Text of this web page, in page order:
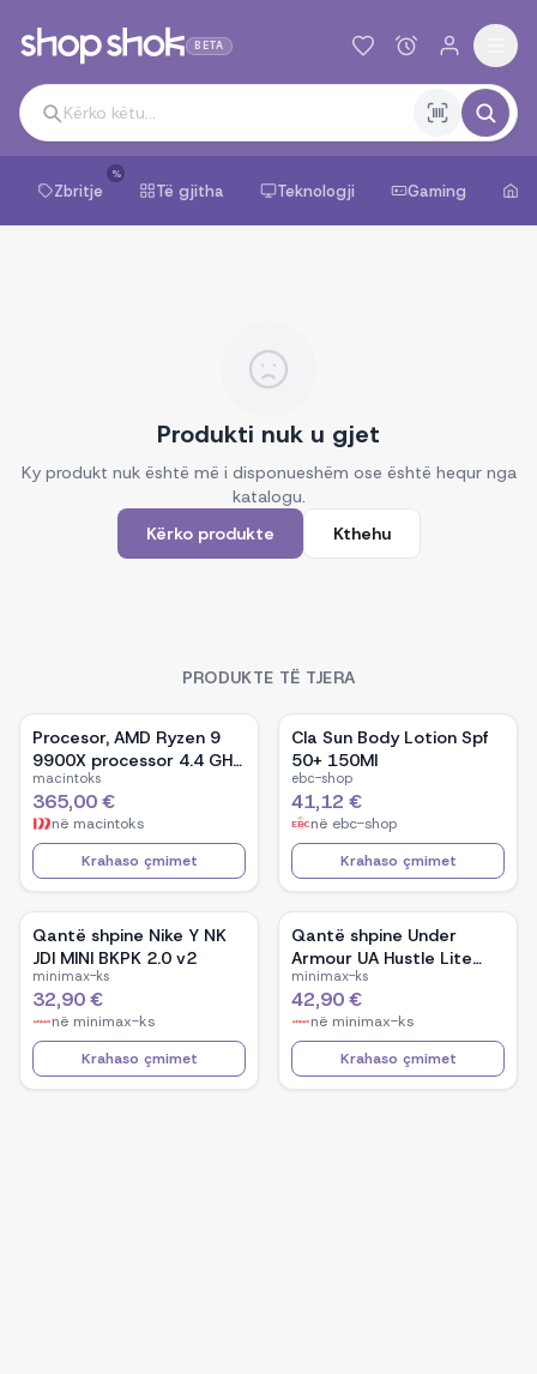
BETA
Zbritje
%
Të gjitha Teknologji Gaming
Produkti nuk u gjet
Ky produkt nuk është më i disponueshëm ose është hequr nga
katalogu.
Kërko produkte
Kthehu
PRODUKTE TË TJERA
Procesor, AMD Ryzen 9
9900X processor 4.4 GHz
76 MB L2 & L3 Box
macintoks
365,00 €
në macintoks
Krahaso çmimet
Cla Sun Body Lotion Spf
50+ 150Ml
ebc-shop
41,12 €
në ebc-shop
Krahaso çmimet
Qantë shpine Nike Y NK
JDI MINI BKPK 2.0 v2
minimax-ks
32,90 €
në minimax-ks
Krahaso çmimet
Qantë shpine Under
Armour UA Hustle Lite
Backpack
minimax-ks
42,90 €
në minimax-ks
Krahaso çmimet